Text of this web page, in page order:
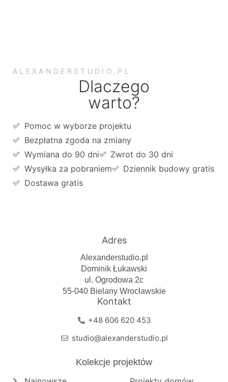
ALEXANDERSTUDIO.PL
Dlaczego
warto?
Pomoc w wyborze projektu
Bezpłatna zgoda na zmiany
Wymiana do 90 dni
Zwrot do 30 dni
Wysyłka za pobraniem
Dziennik budowy gratis
Dostawa gratis
Adres
Alexanderstudio.pl
Dominik Łukawski
ul. Ogrodowa 2c
55-040 Bielany Wrocławskie
Kontakt
+48 606 620 453
studio@alexanderstudio.pl
Kolekcje projektów